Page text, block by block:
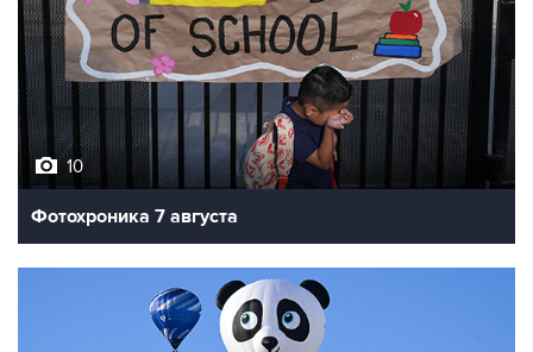
10
Фотохроника 7 августа